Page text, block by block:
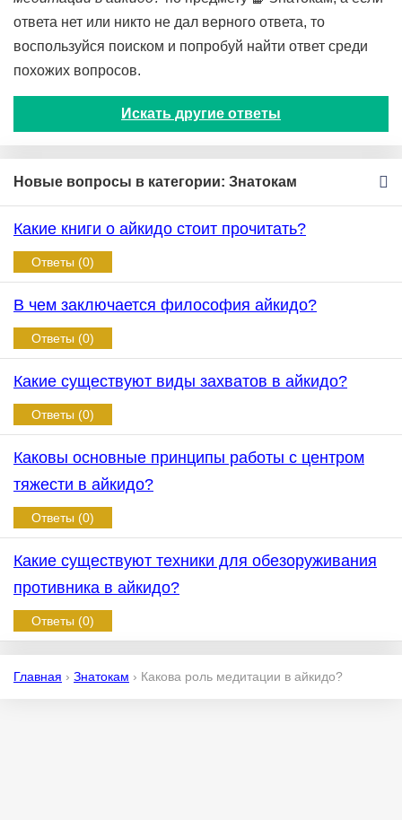
ответа нет или никто не дал верного ответа, то
воспользуйся поиском и попробуй найти ответ среди
похожих вопросов.
Искать другие ответы
Новые вопросы в категории: Знатокам
Какие книги о айкидо стоит прочитать?
Ответы (0)
В чем заключается философия айкидо?
Ответы (0)
Какие существуют виды захватов в айкидо?
Ответы (0)
Каковы основные принципы работы с центром
тяжести в айкидо?
Ответы (0)
Какие существуют техники для обезоруживания
противника в айкидо?
Ответы (0)
Главная › Знатокам › Какова роль медитации в айкидо?